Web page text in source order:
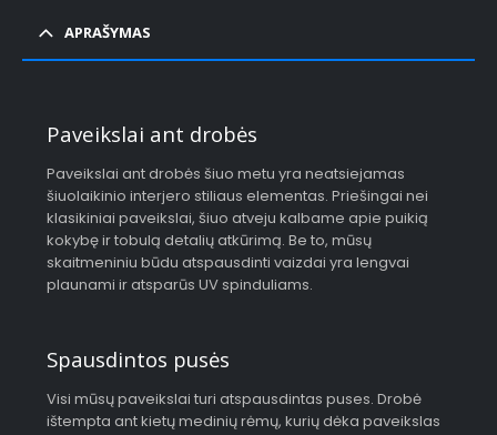
APRAŠYMAS
Paveikslai ant drobės
Paveikslai ant drobės šiuo metu yra neatsiejamas
šiuolaikinio interjero stiliaus elementas. Priešingai nei
klasikiniai paveikslai, šiuo atveju kalbame apie puikią
kokybę ir tobulą detalių atkūrimą. Be to, mūsų
skaitmeniniu būdu atspausdinti vaizdai yra lengvai
plaunami ir atsparūs UV spinduliams.
Spausdintos pusės
Visi mūsų paveikslai turi atspausdintas puses. Drobė
ištempta ant kietų medinių rėmų, kurių dėka paveikslas